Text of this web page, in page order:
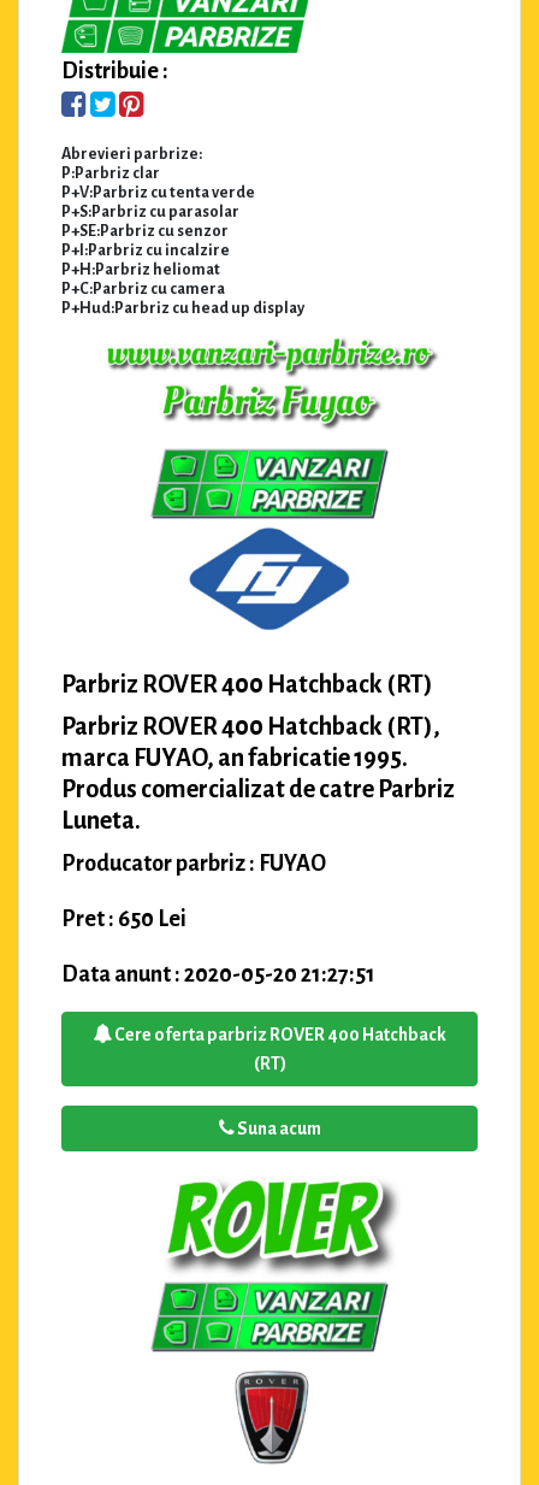
Distribuie :
Abrevieri parbrize:
P:Parbriz clar
P+V:Parbriz cu tenta verde
P+S:Parbriz cu parasolar
P+SE:Parbriz cu senzor
P+I:Parbriz cu incalzire
P+H:Parbriz heliomat
P+C:Parbriz cu camera
P+Hud:Parbriz cu head up display
Parbriz ROVER 400 Hatchback (RT)
Parbriz ROVER 400 Hatchback (RT),
marca FUYAO, an fabricatie 1995.
Produs comercializat de catre Parbriz
Luneta.
Producator parbriz : FUYAO
Pret : 650 Lei
Data anunt : 2020-05-20 21:27:51
Cere oferta parbriz ROVER 400 Hatchback
(RT)
Suna acum